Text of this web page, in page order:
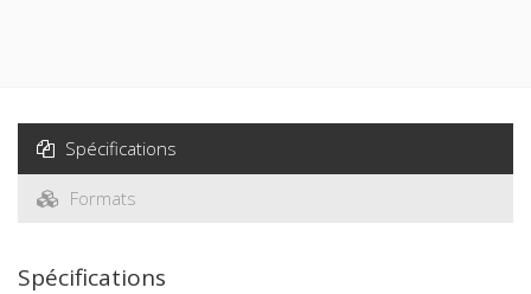
Spécifications
Formats
Spécifications